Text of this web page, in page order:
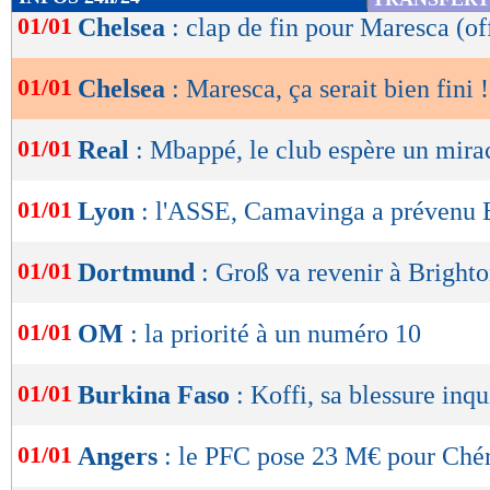
de
OK
01/01 Chelsea : clap de fin pour Maresca
01/01 Chelsea : Maresca, ça serait bien fini !
01/01 Real : Mbappé, le club espère un
01/01 Lyon : l'ASSE, Camavinga a prévenu
01/01 Dortmund : Groß va revenir à
01/01 OM : la priorité à un numéro 10
01/01 Burkina Faso : Koffi, sa blessure
01/01 Angers : le PFC pose 23 M€ pour